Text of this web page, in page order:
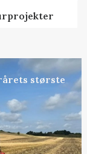
største